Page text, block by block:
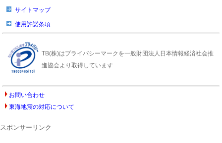
サイトマップ
使用許諾条項
TB(株)はプライバシーマークを一般財団法人日本情報経済社会推
進協会より取得しています
お問い合わせ
東海地震の対応について
スポンサーリンク